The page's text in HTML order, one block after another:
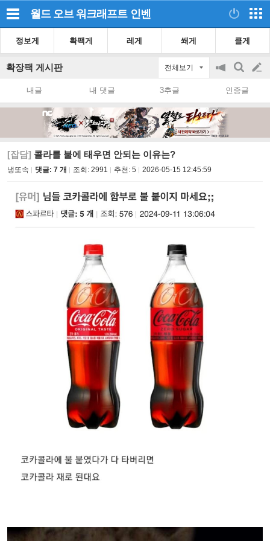
월드 오브 워크래프트 인벤
정보게 확팩게 레게 쐐게 클게
확장팩 게시판 전체보기
공
on/off
검
색
글
쓰
내글 내 댓글 3추글 인증글
[잡담] 콜라를 불에 태우면 안되는 이유는?
냉또속 댓글: 7 개 조회: 2991 추천: 5 2026-05-15 12:45:59